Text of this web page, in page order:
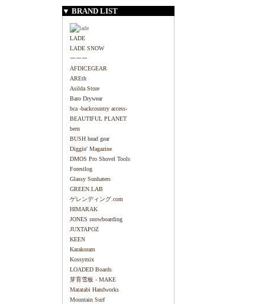
▼ BRAND LIST
LADE
LADE SNOW
ーーー
AFDICEGEAR
AREth
Asilda Store
Baro Drywear
bca -backcountry access-
BEAUTIFUL PLANET
bern
BUSH head gear
Diggin' Magazine
DMOS Pro Shovel Tools
Forestlog
Glassy Sunhaters
GREEN.LAB
ゲレンディング.com
HIMARAK
JONES snowboarding
JUXTAPOZ
KEEN
Karakoram
Kossymix
LOADED Boards
芽育雪板 - MAKE
Matatabi Handworks
Mountain Surf